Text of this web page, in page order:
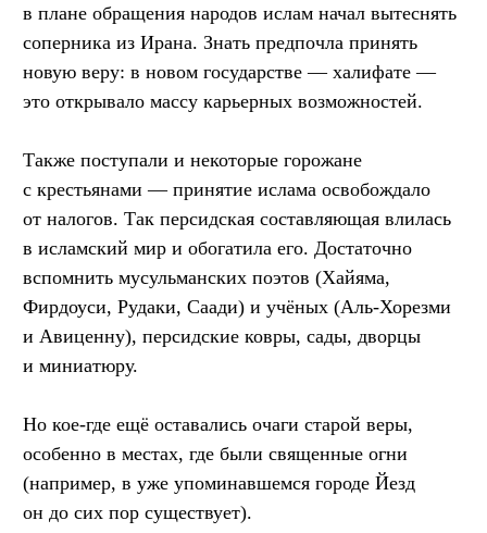
в плане обращения народов ислам начал вытеснять
соперника из Ирана. Знать предпочла принять
новую веру: в новом государстве — халифате —
это открывало массу карьерных возможностей.
Также поступали и некоторые горожане
с крестьянами — принятие ислама освобождало
от налогов. Так персидская составляющая влилась
в исламский мир и обогатила его. Достаточно
вспомнить мусульманских поэтов (Хайяма,
Фирдоуси, Рудаки, Саади) и учёных (Аль-Хорезми
и Авиценну), персидские ковры, сады, дворцы
и миниатюру.
Но кое-где ещё оставались очаги старой веры,
особенно в местах, где были священные огни
(например, в уже упоминавшемся городе Йезд
он до сих пор существует).